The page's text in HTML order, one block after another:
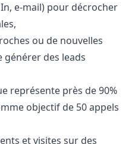
e-mail) pour décrocher
ou de nouvelles
générer des leads
représente près de 90%
objectif de 50 appels
et visites sur des